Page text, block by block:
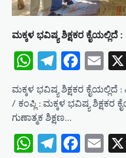
ಮಕ್ಕಳ ಭವಿಷ್ಯ ಶಿಕ್ಷಕರ ಕೈಯಲ್ಲಿದೆ
WhatsApp
ಮಕ್ಕಳ ಭವಿಷ್ಯ ಶಿಕ್ಷಕರ ಕೈಯಲ್ಲಿದೆ
/ ಕಂಪ್ಲಿ : ಮಕ್ಕಳ ಭವಿಷ್ಯ ಶಿಕ್ಷಕರ
ಗುಣಾತ್ಮಕ ಶಿಕ್ಷಣ…
WhatsApp